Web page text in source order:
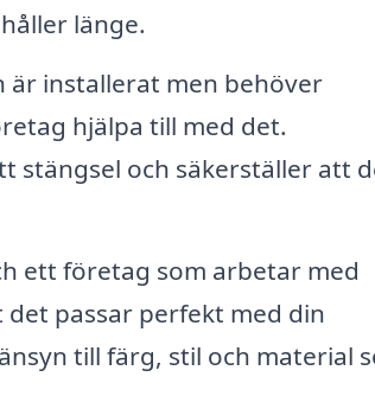
länge.
är installerat men behöver
hjälpa till med det.
stängsel och säkerställer att
ett företag som arbetar med
det passar perfekt med din
till färg, stil och material